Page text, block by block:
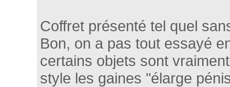
Coffret présenté tel quel
Bon, on a pas tout essayé
certains objets sont
style les gaines "élarge